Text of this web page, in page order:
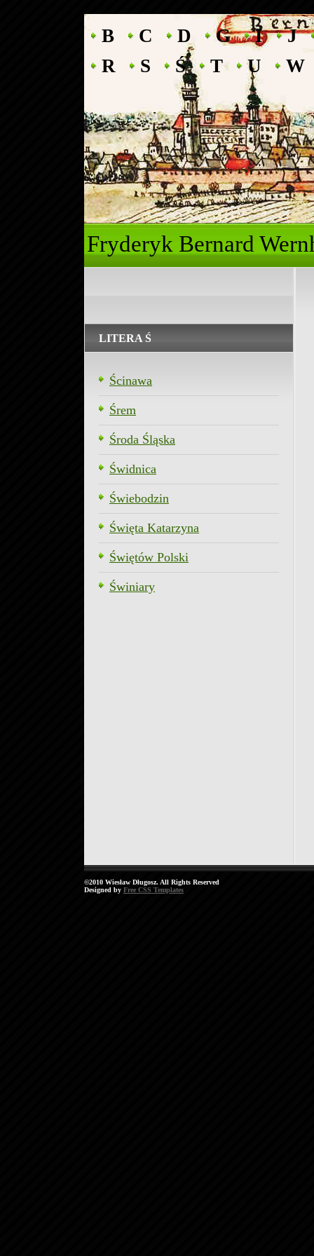
B C D G I
J
R
S Ś T U W
Fryderyk
LITERA Ś
Ścinawa
Śrem
Środa Śląska
Świdnica
Świebodzin
Święta Katarzyna
Świętów Polski
Świniary
©2010 Wiesław Długosz. All Rights Reserved
Designed by Free CSS Templates